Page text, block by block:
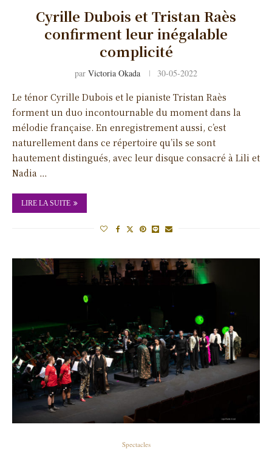
Cyrille Dubois et Tristan Raès
confirment leur inégalable
complicité
par Victoria Okada 30-05-2022
Le ténor Cyrille Dubois et le pianiste Tristan Raès
forment un duo incontournable du moment dans la
mélodie française. En enregistrement aussi, c’est
naturellement dans ce répertoire qu’ils se sont
hautement distingués, avec leur disque consacré à Lili et
Nadia …
LIRE LA SUITE
Spectacles